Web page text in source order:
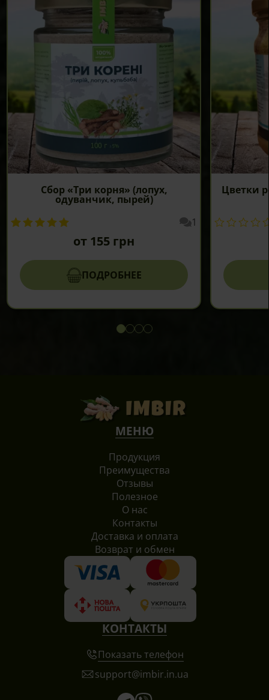
Сбор «Три корня» (лопух,
одуванчик, пырей)
1
от 155 грн
ПОДРОБНЕЕ
Этот
Цветки
МЕНЮ
Продукция
Преимущества
Отзывы
Полезное
О нас
Контакты
Доставка и оплата
Возврат и обмен
КОНТАКТЫ
Показать телефон
support@imbir.in.ua